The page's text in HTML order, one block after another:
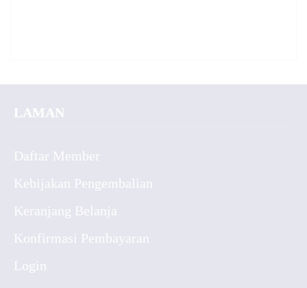
LAMAN
Daftar Member
Kebijakan Pengembalian
Keranjang Belanja
Konfirmasi Pembayaran
Login